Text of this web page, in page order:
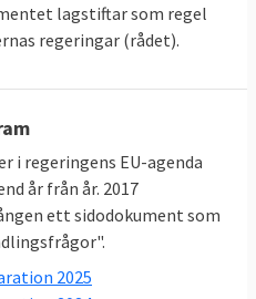
står i kontrast
rapporterar om
i EU-politiken.
inte bråkas i
.
lagstiftar som regel
regeringar (rådet).
i regeringens EU-agenda
år från år. 2017
ett sidodokument som
2025